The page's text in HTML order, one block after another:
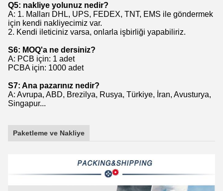
Q5: nakliye yolunuz nedir?
A: 1. Malları DHL, UPS, FEDEX, TNT, EMS ile göndermek
için kendi nakliyecimiz var.
2. Kendi ileticiniz varsa, onlarla işbirliği yapabiliriz.
S6: MOQ'a ne dersiniz?
A: PCB için: 1 adet
PCBA için: 1000 adet
S7: Ana pazarınız nedir?
A: Avrupa, ABD, Brezilya, Rusya, Türkiye, İran, Avusturya,
Singapur...
Paketleme ve Nakliye